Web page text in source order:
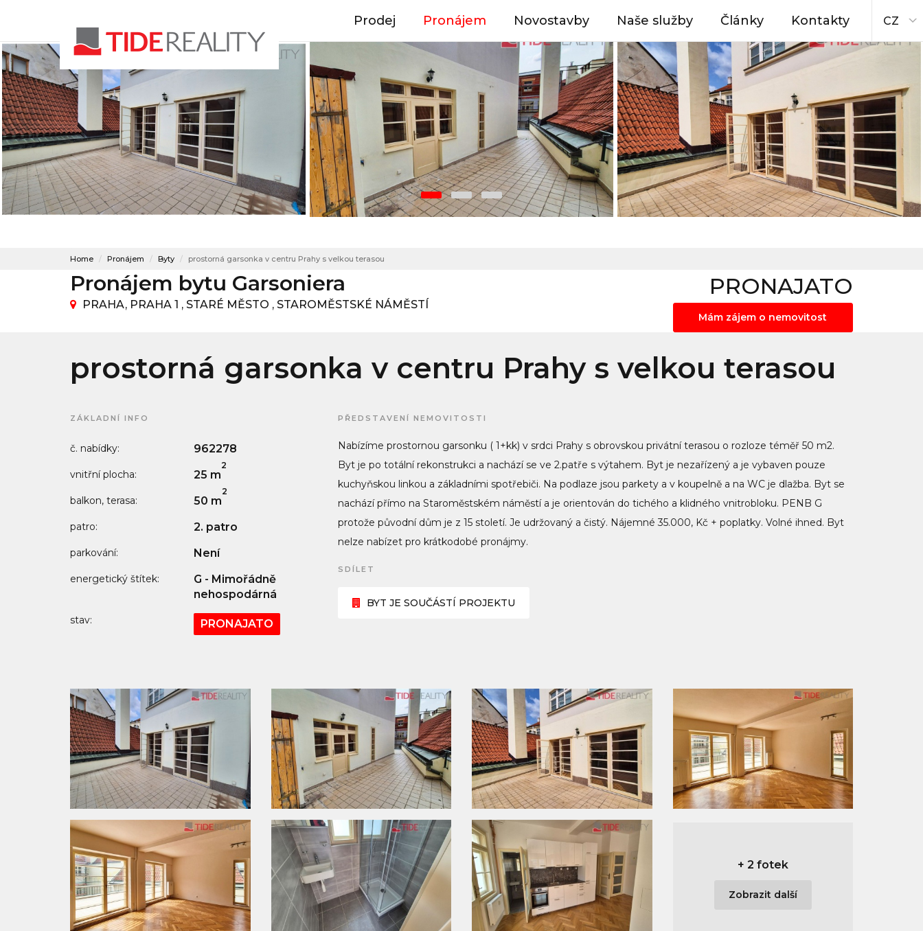
Prodej Pronájem Novostavby Naše služby Články Kontakty CZ
Home Pronájem Byty prostorná garsonka v centru Prahy s velkou terasou
Pronájem bytu Garsoniera
PRAHA, PRAHA 1 , STARÉ MĚSTO , STAROMĚSTSKÉ NÁMĚSTÍ
PRONAJATO
Mám zájem o nemovitost
prostorná garsonka v centru Prahy s velkou terasou
ZÁKLADNÍ INFO
č. nabídky: 962278
vnitřní plocha: 25 m
2
balkon, terasa: 50 m
2
patro: 2. patro
parkování: Není
energetický štítek:
G - Mimořádně
nehospodárná
stav: PRONAJATO
PŘEDSTAVENÍ NEMOVITOSTI
Nabízíme prostornou garsonku ( 1+kk) v srdci Prahy s obrovskou privátní terasou o rozloze téměř 50 m2.
Byt je po totální rekonstrukci a nachází se ve 2.patře s výtahem. Byt je nezařízený a je vybaven pouze
kuchyňskou linkou a základními spotřebiči. Na podlaze jsou parkety a v koupelně a na WC je dlažba. Byt se
nachází přímo na Staroměstském náměstí a je orientován do tichého a klidného vnitrobloku. PENB G
protože původní dům je z 15 století. Je udržovaný a čistý. Nájemné 35.000, Kč + poplatky. Volné ihned. Byt
nelze nabízet pro krátkodobé pronájmy.
SDÍLET
BYT JE SOUČÁSTÍ PROJEKTU
+ 2 fotek
Zobrazit další